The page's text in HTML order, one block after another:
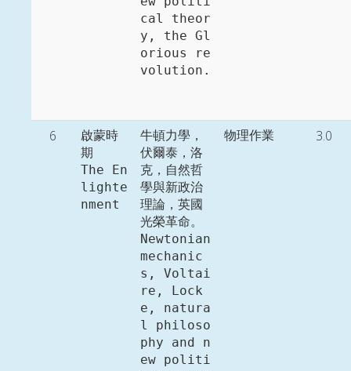
cal theor
y, the Gl
orious re
6
啟蒙時
期
The En
lighte
nment
牛頓力學，
伏爾泰，洛
克，自然哲
學與新政治
理論，英國
光榮革命。
Newtonian
mechanic
s, Voltai
re, Lock
e, natura
l philoso
phy and n
ew politi
物理作業 3.0